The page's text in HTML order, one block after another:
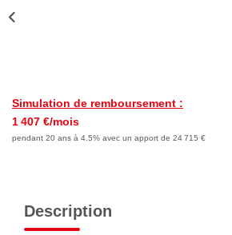
MON COMPTE
Simulation de remboursement :
1 407 €/mois
pendant 20 ans à 4.5% avec un apport de 24 715 €
Description